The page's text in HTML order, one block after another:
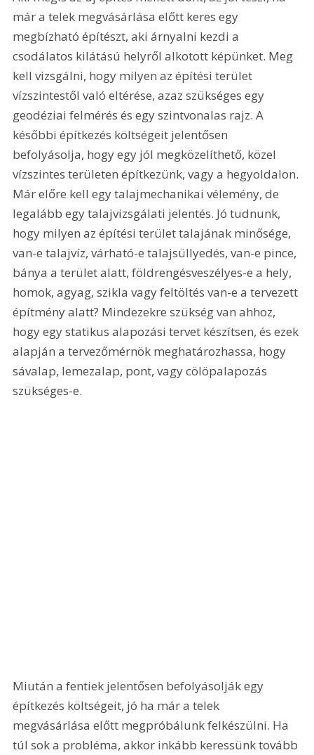
már a telek megvásárlása előtt keres egy
megbízható építészt, aki árnyalni kezdi a
csodálatos kilátású helyről alkotott képünket. Meg
kell vizsgálni, hogy milyen az építési terület
vízszintestől való eltérése, azaz szükséges egy
geodéziai felmérés és egy szintvonalas rajz. A
későbbi építkezés költsé­geit jelentősen
befolyásolja, hogy egy jól megközelíthető, közel
vízszintes területen építkezünk, vagy a hegyoldalon.
Már előre kell egy talajmechanikai vélemény, de
legalább egy talajvizsgálati jelentés. Jó tudnunk,
hogy milyen az építési terület talajának minősége,
van-e talajvíz, várható-e talajsüllyedés, van-e pince,
bánya a terület alatt, földrengésveszélyes-e a hely,
homok, agyag, szikla vagy feltöltés van-e a tervezett
építmény alatt? Mindezekre szükség van ahhoz,
hogy egy statikus alapozási tervet készítsen, és ezek
alapján a tervezőmérnök meghatározhassa, hogy
sávalap, lemezalap, pont, vagy cölöpalapozás
szükséges-e.
Miután a fentiek jelentősen befolyásolják egy
építkezés költségeit, jó ha már a telek
megvásárlása előtt megpróbálunk felkészülni. Ha
túl sok a probléma, akkor inkább keressünk tovább